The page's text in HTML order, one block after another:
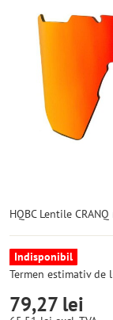
HQBC Lentile
Indisponibil
Termen estimativ de
79,27 lei